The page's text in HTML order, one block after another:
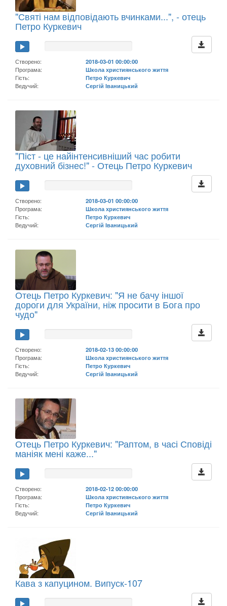
"Святі нам відповідають вчинками...", - отець
Петро Куркевич
Створено:
2018-03-01 00:00:00
Програма:
Школа християнського життя
Гість:
Петро Куркевич
Ведучий:
Сергій Іваницький
"Піст - це найінтенсивніший час робити
духовний бізнес!" - Отець Петро Куркевич
Створено:
2018-03-01 00:00:00
Програма:
Школа християнського життя
Гість:
Петро Куркевич
Ведучий:
Сергій Іваницький
Отець Петро Куркевич: "Я не бачу іншої
дороги для України, ніж просити в Бога про
чудо"
Створено:
2018-02-13 00:00:00
Програма:
Школа християнського життя
Гість:
Петро Куркевич
Ведучий:
Сергій Іваницький
Отець Петро Куркевич: "Раптом, в часі Сповіді
маніяк мені каже..."
Створено:
2018-02-12 00:00:00
Програма:
Школа християнського життя
Гість:
Петро Куркевич
Ведучий:
Сергій Іваницький
Кава з капуцином. Випуск-107